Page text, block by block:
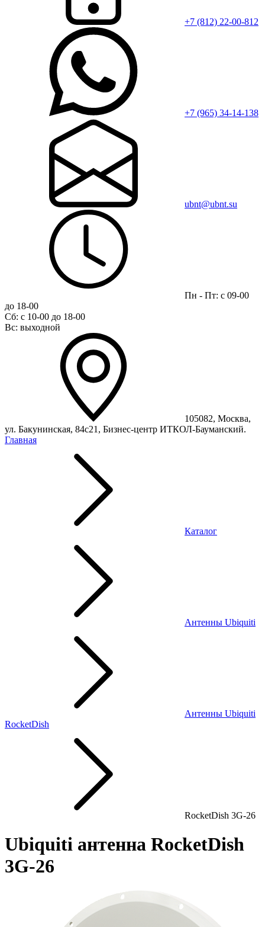
+7 (812) 22-00-812
+7 (965) 34-14-138
ubnt@ubnt.su
Пн - Пт: с 09-00
до 18-00
Сб: с 10-00 до 18-00
Вс: выходной
105082, Москва,
ул. Бакунинская, 84с21, Бизнес-центр ИТКОЛ-Бауманский.
Главная
Каталог
Антенны Ubiquiti
Антенны Ubiquiti
RocketDish
RocketDish 3G-26
Ubiquiti антенна RocketDish
3G-26